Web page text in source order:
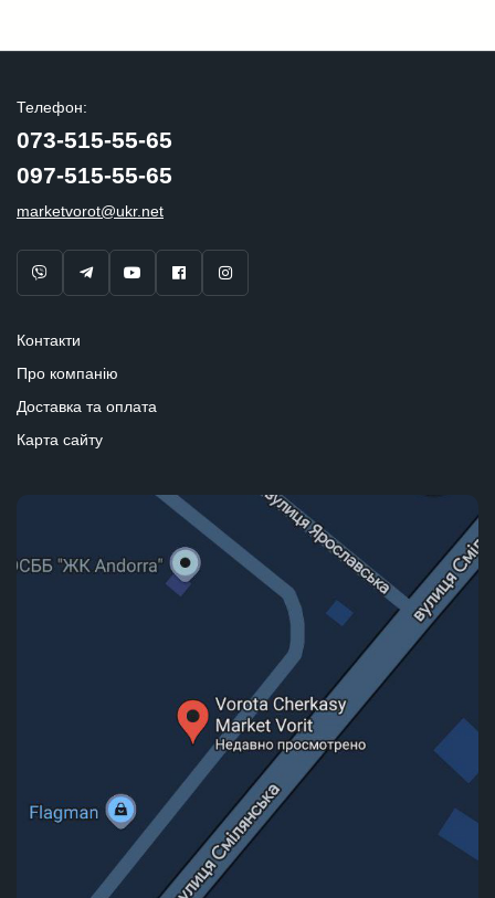
Телефон:
073-515-55-65
097-515-55-65
marketvorot@ukr.net
Контакти
Про компанію
Доставка та оплата
Карта сайту